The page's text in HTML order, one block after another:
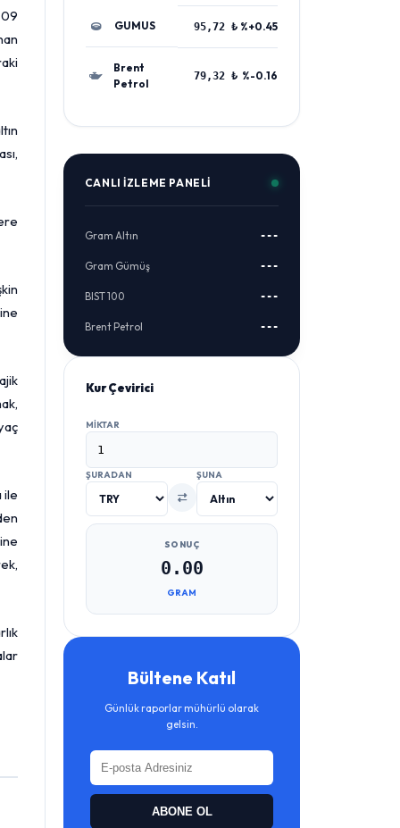
ile
GUMUS 95,72 ₺ %+0.45
Brent
Petrol
79,32 ₺ %-0.16
CANLI İZLEME PANELI
Gram Altın ---
Gram Gümüş ---
BIST 100 ---
Brent Petrol ---
Kur Çevirici
MIKTAR
ŞURADAN ŞUNA
SONUÇ
0.00
GRAM
Bültene Katıl
Günlük raporlar mühürlü olarak
gelsin.
ABONE OL